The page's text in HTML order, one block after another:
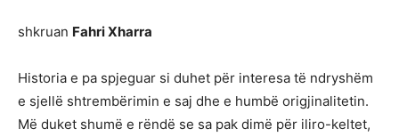
shkruan Fahri Xharra
Historia e pa spjeguar si duhet për interesa të ndryshëm
e sjellë shtrembërimin e saj dhe e humbë origjinalitetin.
Më duket shumë e rëndë se sa pak dimë për iliro-keltet,